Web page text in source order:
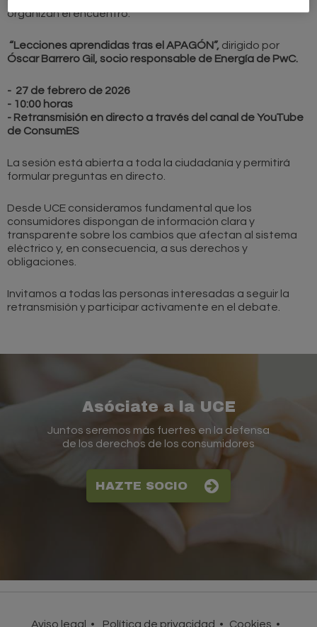
organizan el encuentro:
“Lecciones aprendidas tras el APAGÓN”, dirigido por
Óscar Barrero Gil, socio responsable de Energía de PwC.
- 27 de febrero de 2026
- 10:00 horas
- Retransmisión en directo a través del canal de YouTube
de ConsumES
La sesión está abierta a toda la ciudadanía y permitirá
formular preguntas en directo.
Desde UCE consideramos fundamental que los
consumidores dispongan de información clara y
transparente sobre los cambios que afectan al sistema
eléctrico y, en consecuencia, a sus derechos y
obligaciones.
Invitamos a todas las personas interesadas a seguir la
retransmisión y participar activamente en el debate.
Asóciate a la UCE
Juntos seremos más fuertes en la defensa
de los derechos de los consumidores
HAZTE SOCIO
Aviso legal Política de privacidad Cookies